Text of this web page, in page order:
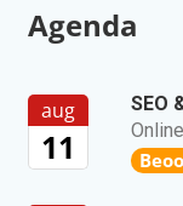
Agenda
aug
11
SEO